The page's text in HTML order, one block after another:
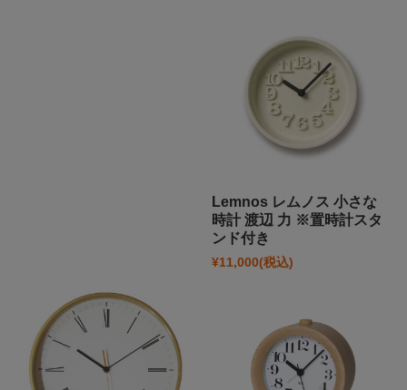
Lemnos レムノス 小さな
時計 渡辺 力 ※置時計スタ
ンド付き
¥11,000(税込)